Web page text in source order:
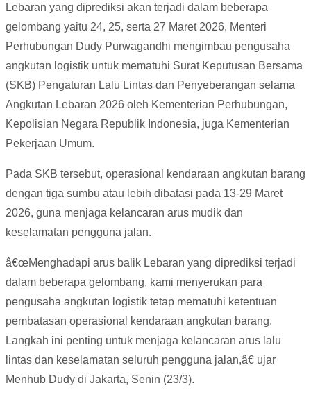
Lebaran yang diprediksi akan terjadi dalam beberapa
gelombang yaitu 24, 25, serta 27 Maret 2026, Menteri
Perhubungan Dudy Purwagandhi mengimbau pengusaha
angkutan logistik untuk mematuhi Surat Keputusan Bersama
(SKB) Pengaturan Lalu Lintas dan Penyeberangan selama
Angkutan Lebaran 2026 oleh Kementerian Perhubungan,
Kepolisian Negara Republik Indonesia, juga Kementerian
Pekerjaan Umum.
Pada SKB tersebut, operasional kendaraan angkutan barang
dengan tiga sumbu atau lebih dibatasi pada 13-29 Maret
2026, guna menjaga kelancaran arus mudik dan
keselamatan pengguna jalan.
â€œMenghadapi arus balik Lebaran yang diprediksi terjadi
dalam beberapa gelombang, kami menyerukan para
pengusaha angkutan logistik tetap mematuhi ketentuan
pembatasan operasional kendaraan angkutan barang.
Langkah ini penting untuk menjaga kelancaran arus lalu
lintas dan keselamatan seluruh pengguna jalan,â€ ujar
Menhub Dudy di Jakarta, Senin (23/3).